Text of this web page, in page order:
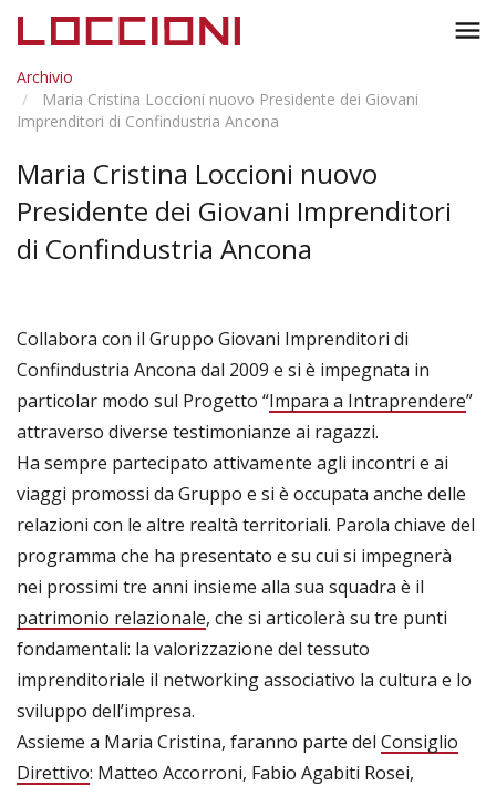
menu
Archivio
Maria Cristina Loccioni nuovo Presidente dei Giovani
Imprenditori di Confindustria Ancona
Maria Cristina Loccioni nuovo
Presidente dei Giovani Imprenditori
di Confindustria Ancona
Collabora con il Gruppo Giovani Imprenditori di
Confindustria Ancona dal 2009 e si è impegnata in
particolar modo sul Progetto “Impara a Intraprendere”
attraverso diverse testimonianze ai ragazzi.
Ha sempre partecipato attivamente agli incontri e ai
viaggi promossi da Gruppo e si è occupata anche delle
relazioni con le altre realtà territoriali. Parola chiave del
programma che ha presentato e su cui si impegnerà
nei prossimi tre anni insieme alla sua squadra è il
patrimonio relazionale, che si articolerà su tre punti
fondamentali: la valorizzazione del tessuto
imprenditoriale il networking associativo la cultura e lo
sviluppo dell’impresa.
Assieme a Maria Cristina, faranno parte del Consiglio
Direttivo: Matteo Accorroni, Fabio Agabiti Rosei,